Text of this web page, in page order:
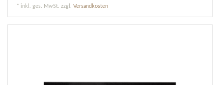
* inkl. ges. MwSt. zzgl.Versandkosten